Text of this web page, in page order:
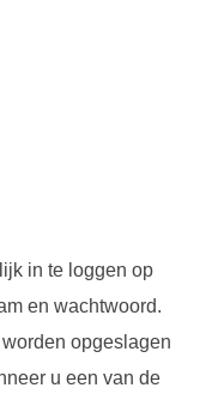
in te loggen op
en wachtwoord.
opgeslagen
u een van de